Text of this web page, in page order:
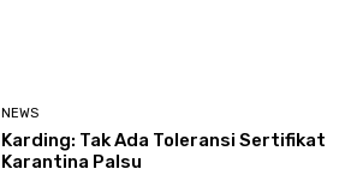
NEWS
Karding: Tak Ada Toleransi Sertifikat
Karantina Palsu